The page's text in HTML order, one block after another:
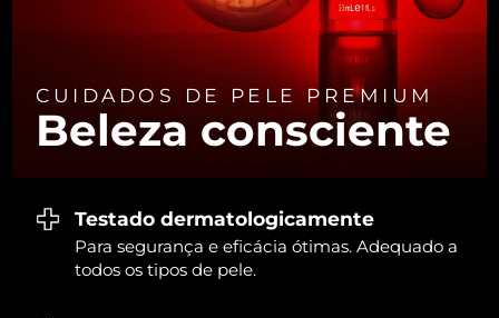
CUIDADOS DE PELE PREMIUM
Beleza consciente
Testado dermatologicamente
Para segurança e eficácia ótimas. Adequado a
todos os tipos de pele.
Entrega prevista 8/13/26
Entrega prevista8/10/26
Emirados Árabes
Unidos
Entrega prevista8/10/26
Estados Unidos Entrega prevista 8/10/26